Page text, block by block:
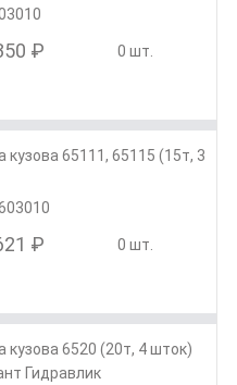
₽ 0 шт.
65111, 65115 (15т, 3
₽ 0 шт.
6520 (20т, 4 шток)
Гидравлик